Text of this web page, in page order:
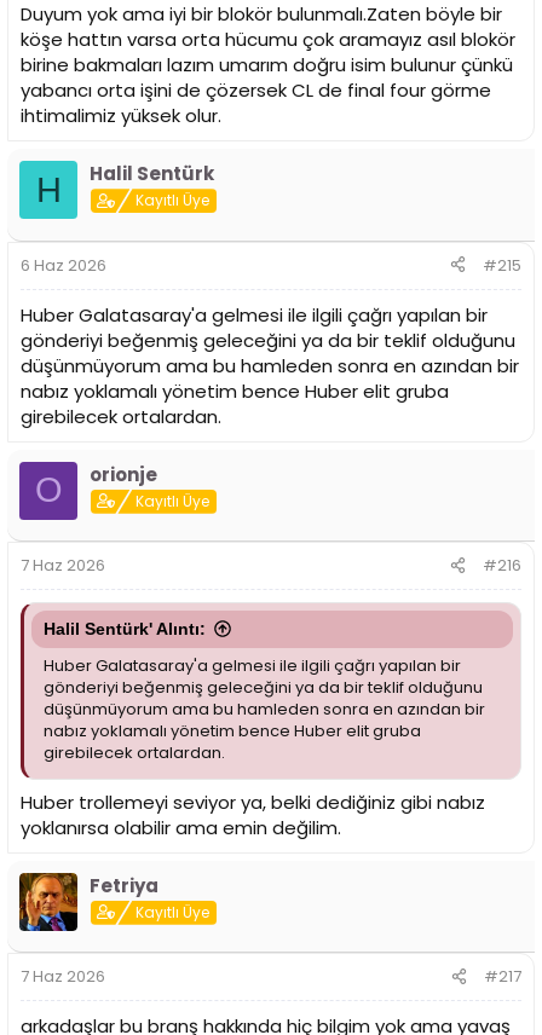
Duyum yok ama iyi bir blokör bulunmalı.Zaten böyle bir
köşe hattın varsa orta hücumu çok aramayız asıl blokör
birine bakmaları lazım umarım doğru isim bulunur çünkü
yabancı orta işini de çözersek CL de final four görme
ihtimalimiz yüksek olur.
H Halil Sentürk
Kayıtlı Üye
6 Haz 2026 #215
Huber Galatasaray'a gelmesi ile ilgili çağrı yapılan bir
gönderiyi beğenmiş geleceğini ya da bir teklif olduğunu
düşünmüyorum ama bu hamleden sonra en azından bir
nabız yoklamalı yönetim bence Huber elit gruba
girebilecek ortalardan.
O orionje
Kayıtlı Üye
7 Haz 2026 #216
Halil Sentürk' Alıntı:
Huber Galatasaray'a gelmesi ile ilgili çağrı yapılan bir
gönderiyi beğenmiş geleceğini ya da bir teklif olduğunu
düşünmüyorum ama bu hamleden sonra en azından bir
nabız yoklamalı yönetim bence Huber elit gruba
girebilecek ortalardan.
Huber trollemeyi seviyor ya, belki dediğiniz gibi nabız
yoklanırsa olabilir ama emin değilim.
Fetriya
Kayıtlı Üye
7 Haz 2026 #217
arkadaşlar bu branş hakkında hiç bilgim yok ama yavaş